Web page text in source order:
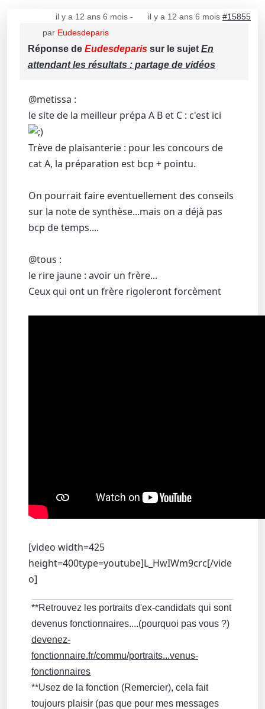
il y a 12 ans 6 mois- il y a 12 ans 6 mois #15855
par Eudesdeparis
Réponse de Eudesdeparis sur le sujet En
attendant les résultats : partage de vidéos
@metissa :
le site de la meilleur prépa A B et C : c'est ici
Trève de plaisanterie : pour les concours de
cat A, la préparation est bcp + pointu.
On pourrait faire eventuellement des conseils
sur la note de synthèse...mais on a déjà pas
bcp de temps....
@tous :
le rire jaune : avoir un frère...
Ceux qui ont un frère rigoleront forcèment
[video width=425
height=400type=youtube]L_HwIWm9crc[/vide
o]
**Retrouvez les portraits d'ex-candidats qui sont
devenus fonctionnaires....(pourquoi pas vous ?)
devenez-
fonctionnaire.fr/commu/portraits...venus-
fonctionnaires
**Usez de la fonction (Remercier), cela fait
toujours plaisir (pas que pour mes messages